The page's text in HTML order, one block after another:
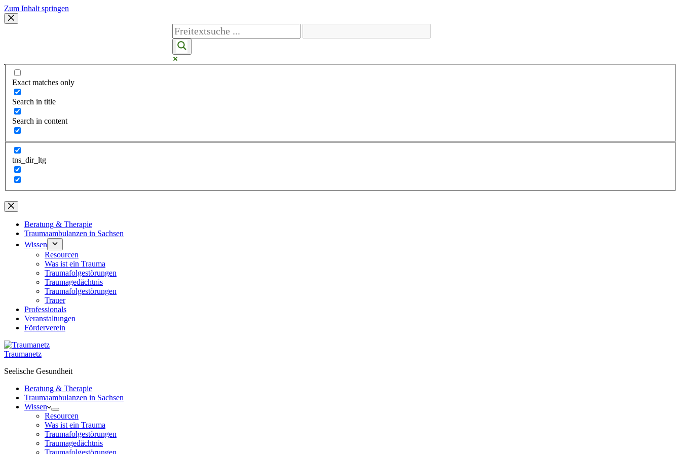
Zum Inhalt springen
Exact matches only
Search in title
Search in content
tns_dir_ltg
Beratung & Therapie
Traumaambulanzen in Sachsen
Wissen
Resourcen
Was ist ein Trauma
Traumafolgestörungen
Traumagedächtnis
Traumafolgestörungen
Trauer
Professionals
Veranstaltungen
Förderverein
Traumanetz
Seelische Gesundheit
Beratung & Therapie
Traumaambulanzen in Sachsen
Wissen
Resourcen
Was ist ein Trauma
Traumafolgestörungen
Traumagedächtnis